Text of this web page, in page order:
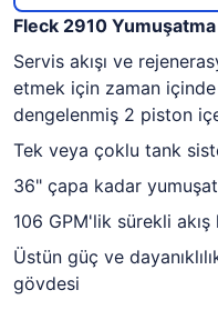
Fleck 2910
Servis akışı ve
etmek için zaman
dengelenmiş 2 piston
Tek veya çoklu tank
36" çapa kadar
106 GPM'lik sürekli akış
Üstün güç ve
gövdesi